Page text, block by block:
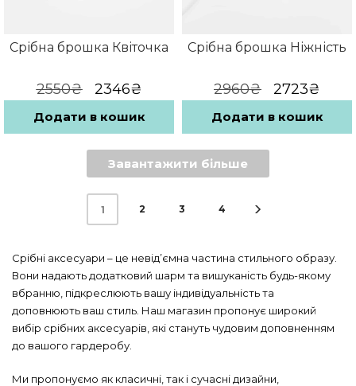
Срібна брошка Квіточка
2550₴
Оригінальна
ціна:
2550₴.
2346₴
ціна:
2346₴.
Додати в кошик
Срібна брошка Ніжність
2960₴
ціна:
2960₴.
2723₴
ціна:
Додати в кошик
Завантажити більше
1 2 3 4
Срібні аксесуари – це невід’ємна частина стильного образу.
Вони надають додатковий шарм та вишуканість будь-якому
вбранню, підкреслюють вашу індивідуальність та
доповнюють ваш стиль. Наш магазин пропонує широкий
вибір срібних аксесуарів, які стануть чудовим доповненням
до вашого гардеробу.
Ми пропонуємо як класичні, так і сучасні дизайни,